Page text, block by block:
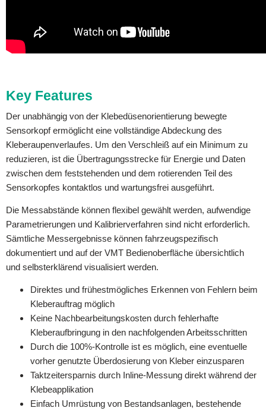
Key Features
Der unabhängig von der Klebedüsenorientierung bewegte
Sensorkopf ermöglicht eine vollständige Abdeckung des
Kleberaupenverlaufes. Um den Verschleiß auf ein Minimum zu
reduzieren, ist die Übertragungsstrecke für Energie und Daten
zwischen dem feststehenden und dem rotierenden Teil des
Sensorkopfes kontaktlos und wartungsfrei ausgeführt.
Die Messabstände können flexibel gewählt werden, aufwendige
Parametrierungen und Kalibrierverfahren sind nicht erforderlich.
Sämtliche Messergebnisse können fahrzeugspezifisch
dokumentiert und auf der VMT Bedienoberfläche übersichtlich
und selbsterklärend visualisiert werden.
Direktes und frühestmögliches Erkennen von Fehlern beim
Kleberauftrag möglich
Keine Nachbearbeitungskosten durch fehlerhafte
Kleberaufbringung in den nachfolgenden Arbeitsschritten
Durch die 100%-Kontrolle ist es möglich, eine eventuelle
vorher genutzte Überdosierung von Kleber einzusparen
Taktzeitersparnis durch Inline-Messung direkt während der
Klebeapplikation
Einfach Umrüstung von Bestandsanlagen, bestehende